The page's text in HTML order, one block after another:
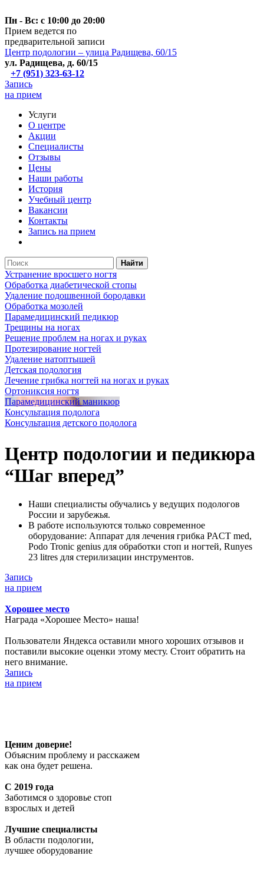
Пн - Вс: с 10:00 до 20:00
Прием ведется по
предварительной записи
Центр подологии – улица Радищева, 60/15
ул. Радищева, д. 60/15
+7 (951) 323-63-12
Запись
на прием
Услуги
О центре
Акции
Специалисты
Отзывы
Цены
Наши работы
История
Учебный центр
Вакансии
Контакты
Запись на прием
Найти
Устранение вросшего ногтя
Обработка диабетической стопы
Удаление подошвенной бородавки
Обработка мозолей
Парамедицинский педикюр
Трещины на ногах
Решение проблем на ногах и руках
Протезирование ногтей
Удаление натоптышей
Детская подология
Лечение грибка ногтей на ногах и руках
Ортониксия ногтя
Парамедицинский маникюр
Консультация подолога
Консультация детского подолога
Центр подологии и педикюра
“Шаг вперед”
Наши специалисты обучались у ведущих подологов
России и зарубежья.
В работе используются только современное
оборудование: Аппарат для лечения грибка PACT med,
Podo Tronic genius для обработки стоп и ногтей, Runyes
23 litres для стерилизации инструментов.
Запись
на прием
Хорошее место
Награда «Хорошее Место» наша!
Пользователи Яндекса оставили много хороших отзывов и
поставили высокие оценки этому месту. Стоит обратить на
него внимание.
Запись
на прием
Ценим доверие!
Объясним проблему и расскажем
как она будет решена.
С 2019 года
Заботимся о здоровье стоп
взрослых и детей
Лучшие специалисты
В области подологии,
лучшее оборудование